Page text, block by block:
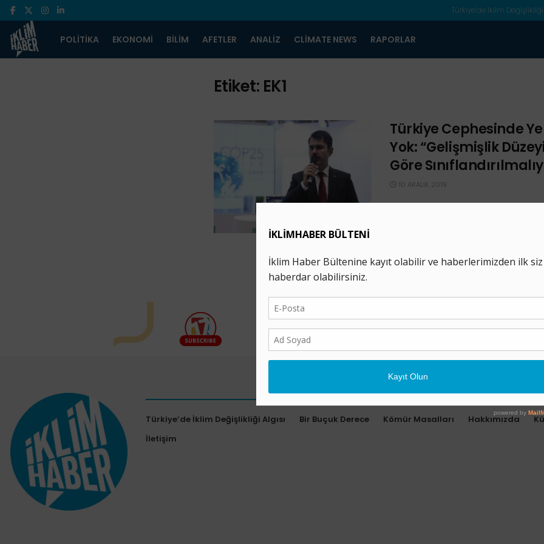
Türkiye’de İklim Değişlikliği
POLITIKA EKONOMI BILIM AFETLER ANALIZ CLIMATE NEWS RAPORLAR
Etiket: EK1
Türkiye Cephesinde
Yok: “Gelişmişlik
Göre
10 ARALIK 2019
Çevre ve Şehircilik Bakanı Murat
Türkiye’de İklim Değişlikliği Algısı Bir Buçuk Derece Kömür Masalları Hakkımızda
İletişim